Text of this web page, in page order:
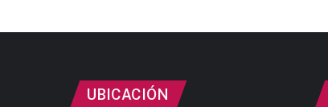
UBICACIÓN